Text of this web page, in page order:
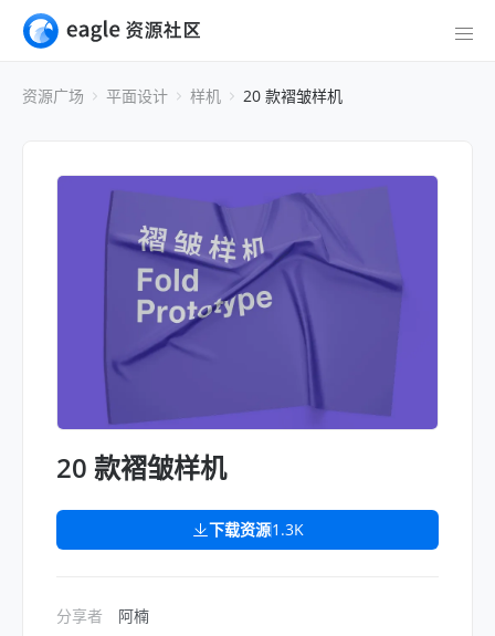
资源广场 平面设计 样机 20 款褶皱样机
20 款褶皱样机
下载资源1.3K
分享者
阿楠